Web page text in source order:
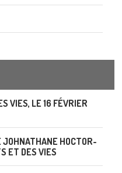
VIES, LE 16 FÉVRIER
JOHNATHANE HOCTOR-
ET DES VIES